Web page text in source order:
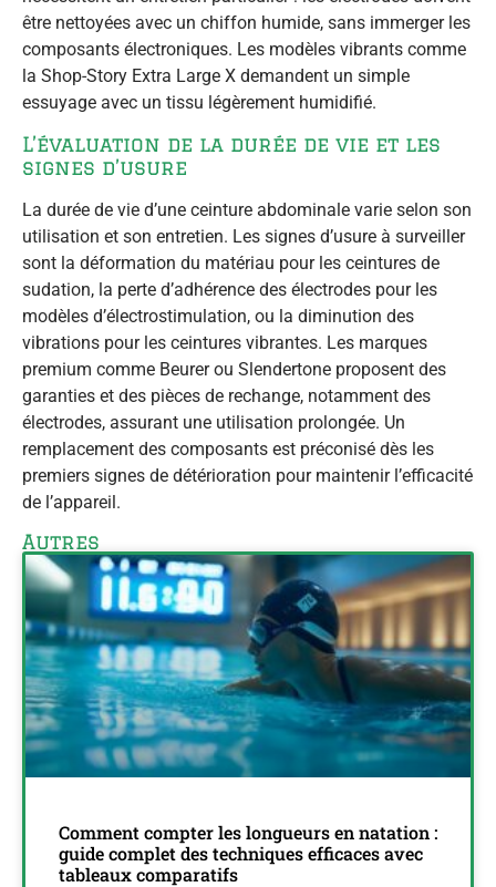
Autres
Comment compter les longueurs en natation :
guide complet des techniques efficaces avec
tableaux comparatifs
être nettoyées avec un chiffon humide, sans immerger les
composants électroniques. Les modèles vibrants comme
la Shop-Story Extra Large X demandent un simple
essuyage avec un tissu légèrement humidifié.
L’évaluation de la durée de vie et les
signes d’usure
La durée de vie d’une ceinture abdominale varie selon son
utilisation et son entretien. Les signes d’usure à surveiller
sont la déformation du matériau pour les ceintures de
sudation, la perte d’adhérence des électrodes pour les
modèles d’électrostimulation, ou la diminution des
vibrations pour les ceintures vibrantes. Les marques
premium comme Beurer ou Slendertone proposent des
garanties et des pièces de rechange, notamment des
électrodes, assurant une utilisation prolongée. Un
remplacement des composants est préconisé dès les
premiers signes de détérioration pour maintenir l’efficacité
de l’appareil.